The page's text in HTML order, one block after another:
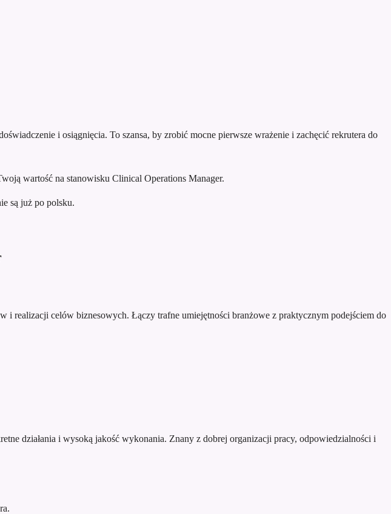
i osiągnięcia. To szansa, by zrobić mocne pierwsze wrażenie i zachęcić rekrutera do
wartość na stanowisku Clinical Operations Manager.
są już po polsku.
realizacji celów biznesowych. Łączy trafne umiejętności branżowe z praktycznym podejściem do
działania i wysoką jakość wykonania. Znany z dobrej organizacji pracy, odpowiedzialności i